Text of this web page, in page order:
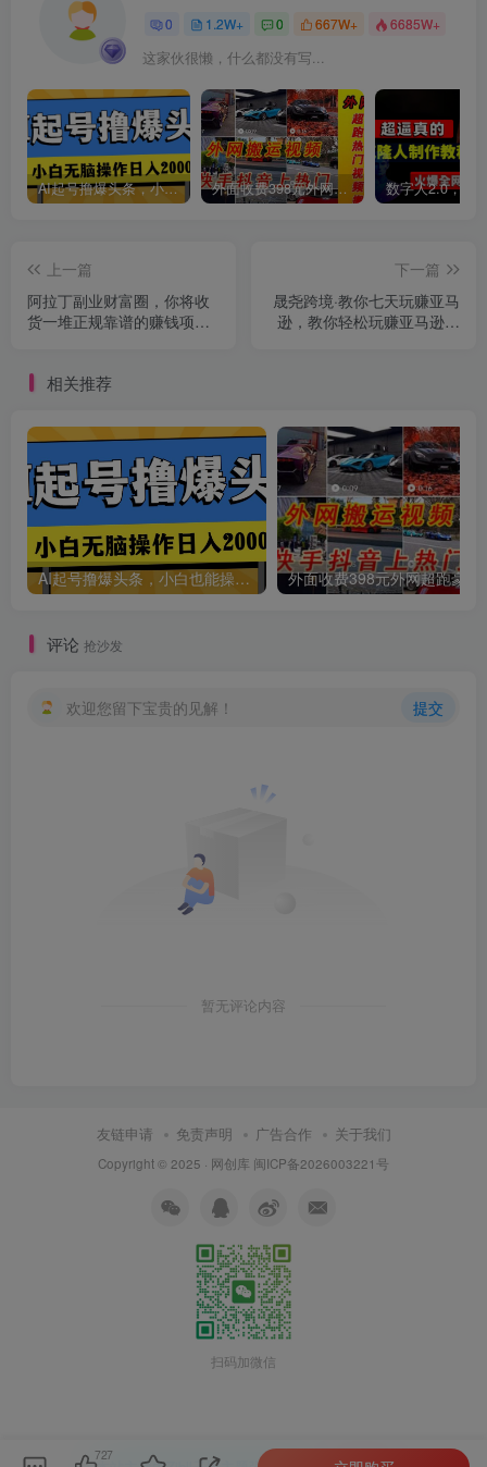
0 1.2W+ 0 667W+ 6685W+
这家伙很懒，什么都没有写...
AI起号撸爆头条，小白也能操作，日入2000+ 外面收费398元外网超跑豪车汽车视频搬运至快手抖音上热门项目
上一篇
阿拉丁副业财富圈，你将收
货一堆正规靠谱的赚钱项目
下一篇
晟尧跨境·教你七天玩赚亚马
逊，教你轻松玩赚亚马逊，
相关推荐
AI起号撸爆头条，小白也能操作，日入2000+
评论 抢沙发
欢迎您留下宝贵的见解！ 提交
暂无评论内容
友链申请 免责声明 广告合作 关于我们
Copyright © 2025 · 网创库 闽ICP备2026003221号
扫码加微信
727